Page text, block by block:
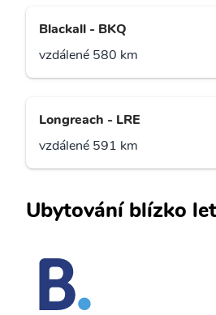
Blackall - BKQ
vzdálené 580 km
Longreach - LRE
vzdálené 591 km
Ubytování blízko